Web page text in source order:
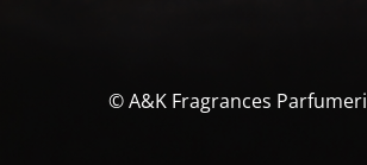
© A&K Fragrances